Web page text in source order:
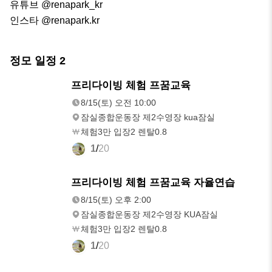
유튜브 @renapark_kr
인스타 @renapark.kr
정모 일정 2
프리다이빙 체험 프꿈교육
8/15(토) 오전 10:00
잠실종합운동장 제2수영장 kua잠실
체험3만 입장2 렌탈0.8
1/20
프리다이빙 체험 프꿈교육 자율연습
8/15(토) 오후 2:00
잠실종합운동장 제2수영장 KUA잠실
체험3만 입장2 렌탈0.8
1/20